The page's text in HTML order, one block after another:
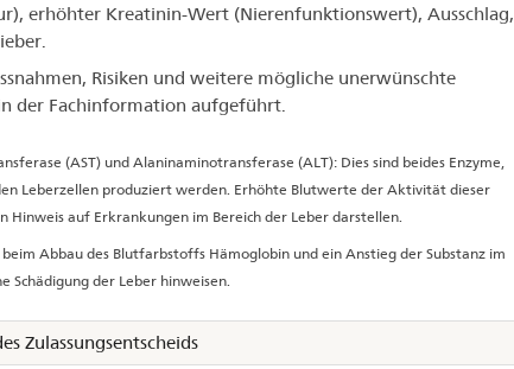
erhöhter Kreatinin-Wert (Nierenfunktionswert), Ausschlag,
Risiken und weitere mögliche unerwünschte
der Fachinformation aufgeführt.
(AST) und Alaninaminotransferase (ALT): Dies sind beides Enzyme,
Leberzellen produziert werden. Erhöhte Blutwerte der Aktivität dieser
Hinweis auf Erkrankungen im Bereich der Leber darstellen.
Abbau des Blutfarbstoffs Hämoglobin und ein Anstieg der Substanz im
Schädigung der Leber hinweisen.
Zulassungsentscheids